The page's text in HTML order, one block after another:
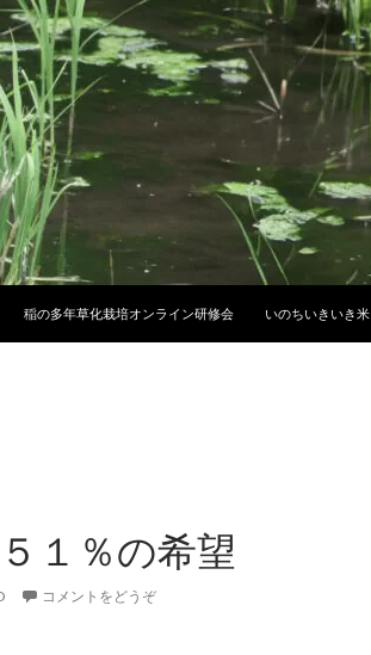
稲の多年草化栽培オンライン研修会 いのちいきいき米
１％の希望
コメントをどうぞ